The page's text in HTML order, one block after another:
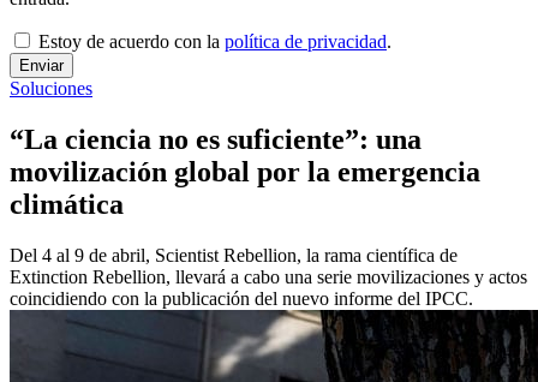
Estoy de acuerdo con la política de privacidad.
Soluciones
“La ciencia no es suficiente”: una
movilización global por la emergencia
climática
Del 4 al 9 de abril, Scientist Rebellion, la rama científica de
Extinction Rebellion, llevará a cabo una serie movilizaciones y actos
coincidiendo con la publicación del nuevo informe del IPCC.